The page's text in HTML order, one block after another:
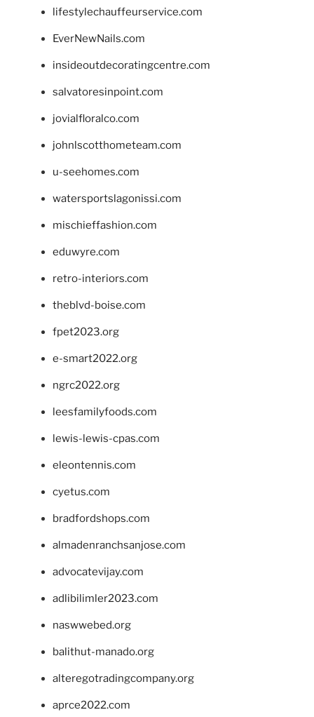
lifestylechauffeurservice.com
EverNewNails.com
insideoutdecoratingcentre.com
salvatoresinpoint.com
jovialfloralco.com
johnlscotthometeam.com
u-seehomes.com
watersportslagonissi.com
mischieffashion.com
eduwyre.com
retro-interiors.com
theblvd-boise.com
fpet2023.org
e-smart2022.org
ngrc2022.org
leesfamilyfoods.com
lewis-lewis-cpas.com
eleontennis.com
cyetus.com
bradfordshops.com
almadenranchsanjose.com
advocatevijay.com
adlibilimler2023.com
naswwebed.org
balithut-manado.org
alteregotradingcompany.org
aprce2022.com